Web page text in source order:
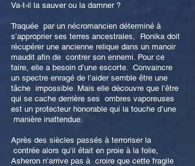
Va-t-il la sauver ou la damner ?
Traquée par un nécromancien déterminé à
s’approprier ses terres ancestrales, Ronika doit
récupérer une ancienne relique dans un manoir
maudit afin de contrer son ennemi. Pour ce
faire, elle a besoin d’une escorte. Convaincre
un spectre enragé de l’aider semble être une
tâche impossible. Mais elle découvre que l’être
qui se cache derrière ses ombres vaporeuses
est un protecteur honorable qui la touche d’une
manière inattendue.
Après des siècles passés à terroriser la
contrée alors qu’il était en proie à la folie,
Asheron n’arrive pas à croire que cette fragile